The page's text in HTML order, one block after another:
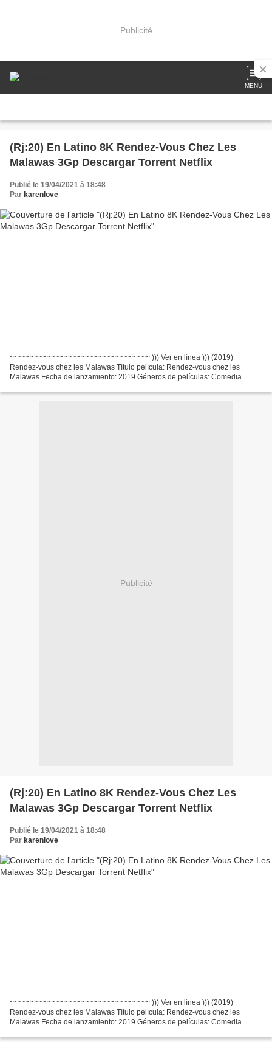
Publicité
MENU
(Rj:20) En Latino 8K Rendez-Vous Chez Les
Malawas 3Gp Descargar Torrent Netflix
Publié le 19/04/2021 à 18:48
Par karenlove
~~~~~~~~~~~~~~~~~~~~~~~~~~~~~~~~~ ))) Ver en línea ))) (2019)
Rendez-vous chez les Malawas Título película: Rendez-vous chez les
Malawas Fecha de lanzamiento: 2019 Géneros de películas: Comedia
Publicité
(Rj:20) En Latino 8K Rendez-Vous Chez Les
Malawas 3Gp Descargar Torrent Netflix
Publié le 19/04/2021 à 18:48
Par karenlove
~~~~~~~~~~~~~~~~~~~~~~~~~~~~~~~~~ ))) Ver en línea ))) (2019)
Rendez-vous chez les Malawas Título película: Rendez-vous chez les
Malawas Fecha de lanzamiento: 2019 Géneros de películas: Comedia